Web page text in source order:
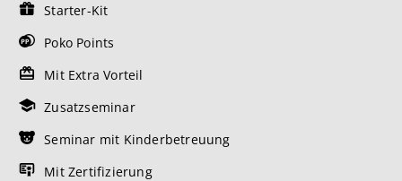
Starter-Kit
Poko Points
Mit Extra Vorteil
Zusatzseminar
Seminar mit Kinderbetreuung
Mit Zertifizierung